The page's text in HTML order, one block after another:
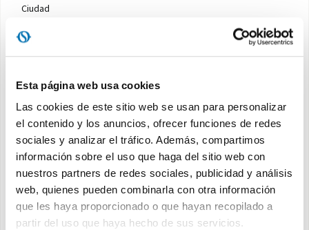
Esta página web usa cookies
Las cookies de este sitio web se usan para personalizar
el contenido y los anuncios, ofrecer funciones de redes
sociales y analizar el tráfico. Además, compartimos
información sobre el uso que haga del sitio web con
nuestros partners de redes sociales, publicidad y análisis
web, quienes pueden combinarla con otra información
que les haya proporcionado o que hayan recopilado a
partir del uso que haya hecho de sus servicios.
Ciudad
Solicitar una cotizacion *
Tipo *